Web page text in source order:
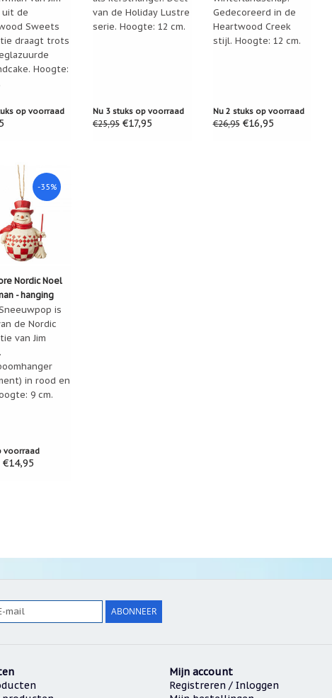
uit de
Sweets
draagt trots
Hoogte:
op voorraad
van de Holiday Lustre
serie. Hoogte: 12 cm.
Nu 3 stuks op voorraad
€25,95 €17,95
Gedecoreerd in de
Heartwood Creek
stijl. Hoogte: 12 cm.
Nu 2 stuks op voorraad
€26,95€16,95
-35%
Nordic Noel
- hanging
is
de Nordic
van Jim
in rood en
9 cm.
voorraad
€14,95
ABONNEER
Mijn account
Registreren / Inloggen